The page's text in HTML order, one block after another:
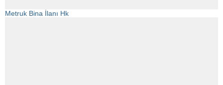
Metruk Bina İlanı Hk